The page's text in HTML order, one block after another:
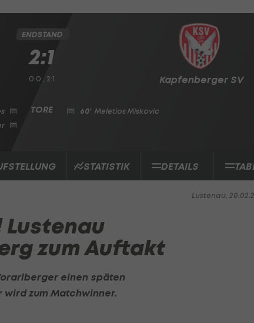
Kapfenberger SV
ENDSTAND
2:1
0:0 , 2:1
60' Meletios Miskovic
STATISTIK DETAILS
Lustenau,
Lustenau
zum Auftakt
einen späten
zum Matchwinner.